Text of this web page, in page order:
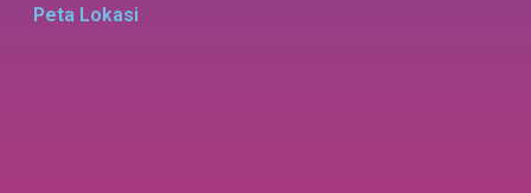
Peta Lokasi